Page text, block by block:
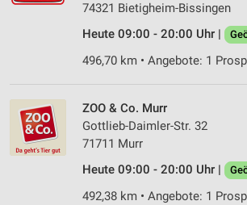
74321 Bietigheim-Bissingen
Heute 09:00 - 20:00 Uhr |
496,70 km • Angebote: 1
ZOO & Co. Murr
Gottlieb-Daimler-Str. 32
71711 Murr
Heute 09:00 - 20:00 Uhr |
492,38 km • Angebote: 1
Erstellung von Profilen zur
von Inhalten
Verwendung von Profilen zur Auswahl
Messung der Werbeleistung
Messung der Performance von Inhalten
Analyse von Zielgruppen durch Statistiken
Kombinationen von Daten aus